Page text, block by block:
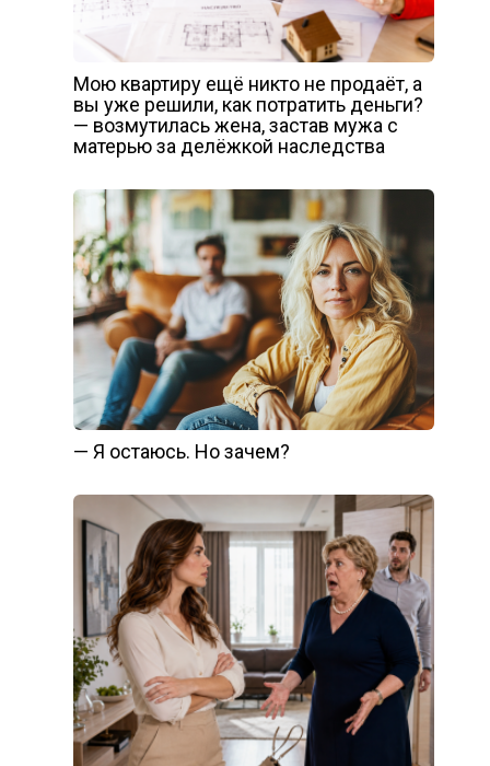
Мою квартиру ещё никто не продаёт, а
вы уже решили, как потратить деньги?
— возмутилась жена, застав мужа с
матерью за делёжкой наследства
— Я остаюсь. Но зачем?